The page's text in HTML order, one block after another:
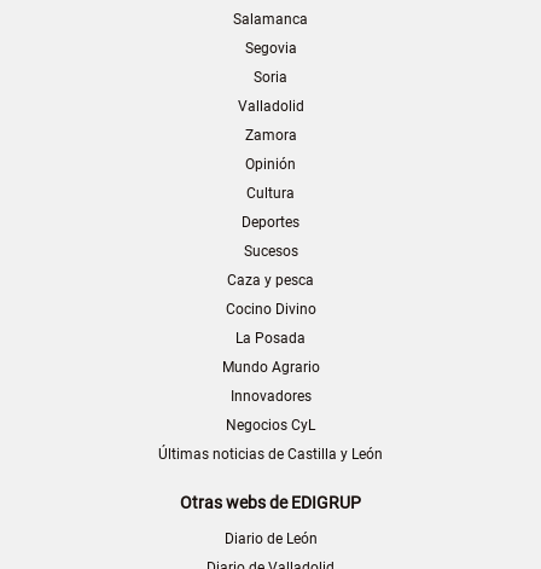
Salamanca
Segovia
Soria
Valladolid
Zamora
Opinión
Cultura
Deportes
Sucesos
Caza y pesca
Cocino Divino
La Posada
Mundo Agrario
Innovadores
Negocios CyL
Últimas noticias de Castilla y León
Otras webs de EDIGRUP
Diario de León